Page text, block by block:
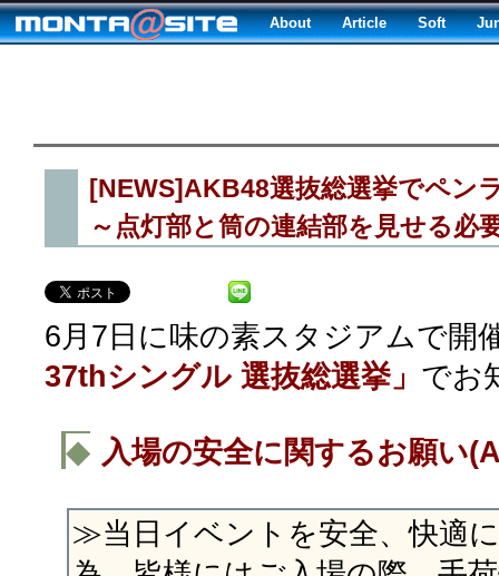
About Article Soft
[NEWS]AKB48選抜総選挙でペン
～点灯部と筒の連結部を見せる必
6月7日に味の素スタジアムで開
37thシングル 選抜総選挙」 でお
◆ 入場の安全に関するお願い
≫当日イベントを安全、快適